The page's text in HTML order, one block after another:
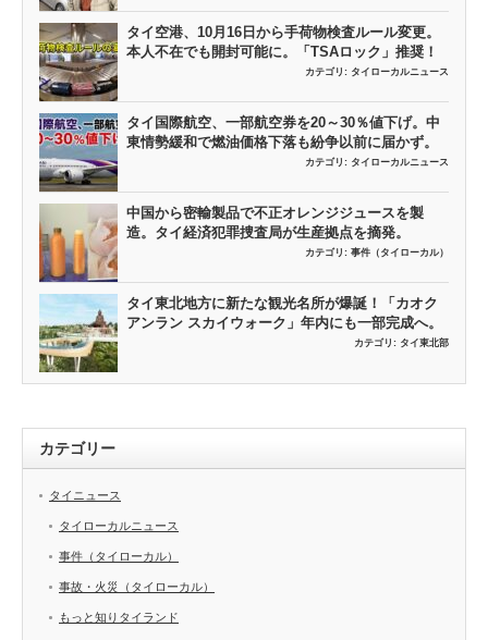
タイ空港、10月16日から手荷物検査ルール変更。
本人不在でも開封可能に。「TSAロック」推奨！
カテゴリ: タイローカルニュース
タイ国際航空、一部航空券を20～30％値下げ。中
東情勢緩和で燃油価格下落も紛争以前に届かず。
カテゴリ: タイローカルニュース
中国から密輸製品で不正オレンジジュースを製
造。タイ経済犯罪捜査局が生産拠点を摘発。
カテゴリ: 事件（タイローカル）
タイ東北地方に新たな観光名所が爆誕！「カオク
アンラン スカイウォーク」年内にも一部完成へ。
カテゴリ: タイ東北部
カテゴリー
タイニュース
タイローカルニュース
事件（タイローカル）
事故・火災（タイローカル）
もっと知りタイランド